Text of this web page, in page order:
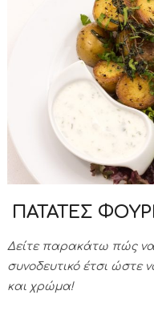
ΠΑΤΑΤΕΣ
Δείτε παρακάτω πώς
συνοδευτικό έτσι ώστε
και χρώμα!